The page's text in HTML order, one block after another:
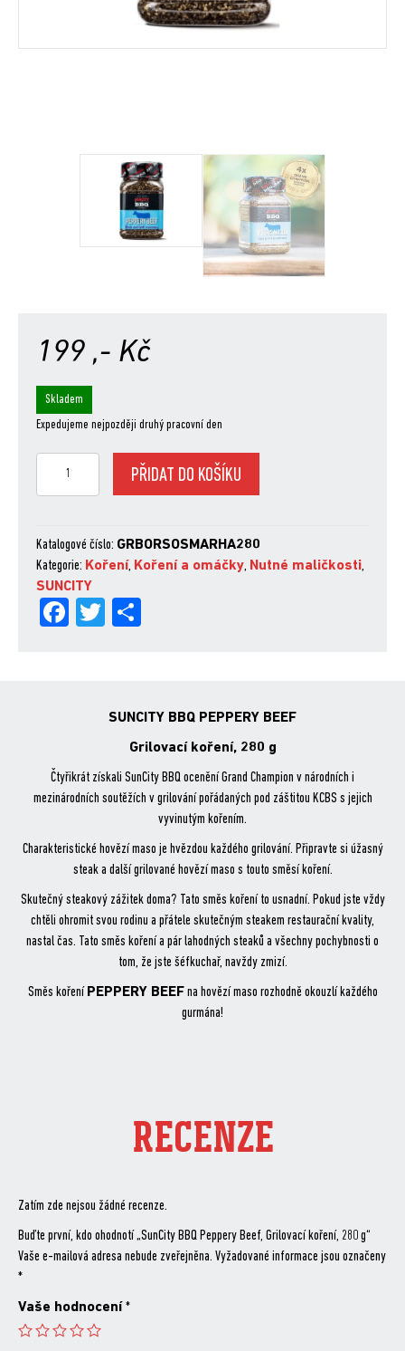
199 ,- Kč
Skladem
Expedujeme nejpozději druhý pracovní den
Grilovací
koření,
280
množství
PŘIDAT DO KOŠÍKU
Katalogové číslo: GRBORSOSMARHA280
Kategorie: Koření, Koření a omáčky, Nutné maličkosti,
SUNCITY
Fa
Tw
SUNCITY BBQ PEPPERY BEEF
Grilovací koření, 280 g
Čtyřikrát získali SunCity BBQ ocenění Grand Champion v národních i
mezinárodních soutěžích v grilování pořádaných pod záštitou KCBS s jejich
vyvinutým kořením.
Charakteristické hovězí maso je hvězdou každého grilování. Připravte si úžasný
steak a další grilované hovězí maso s touto směsí koření.
Skutečný steakový zážitek doma? Tato směs koření to usnadní. Pokud jste vždy
chtěli ohromit svou rodinu a přátele skutečným steakem restaurační kvality,
nastal čas. Tato směs koření a pár lahodných steaků a všechny pochybnosti o
tom, že jste šéfkuchař, navždy zmizí.
Směs koření PEPPERY BEEFna hovězí maso rozhodně okouzlí každého
gurmána!
RECENZE
Zatím zde nejsou žádné recenze.
Buďte první, kdo ohodnotí „SunCity BBQ Peppery Beef, Grilovací koření, 280 g“
Vaše e-mailová adresa nebude zveřejněna. Vyžadované informace jsou označeny
*
Vaše hodnocení *